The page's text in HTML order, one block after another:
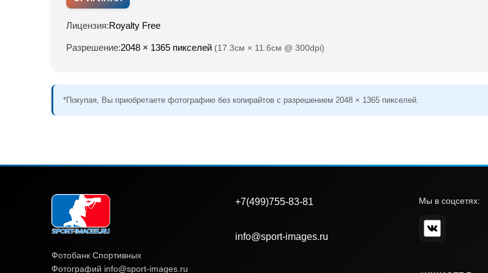
Лицензия:Royalty Free
Разрешение:2048 × 1365 пикселей (17.3см × 11.6см @ 300dpi)
*Покупая, Вы приобретаете фотографию без копирайтов с разрешением 2048 × 1365 пикселей.
Фотобанк Спортивных
Фотографий info@sport-images.ru
+7(499)755-83-81
info@sport-images.ru
Мы в соцсетях: